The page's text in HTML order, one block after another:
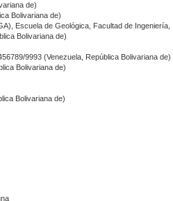
de)
Bolivariana de)
Escuela de Geológica, Facultad de Ingeniería,
Bolivariana de)
9993 (Venezuela, República Bolivariana de)
Bolivariana de)
Bolivariana de)